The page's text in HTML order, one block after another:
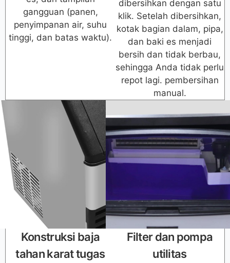
gangguan (panen,
penyimpanan air, suhu
tinggi, dan batas waktu).
dibersihkan dengan satu
klik. Setelah dibersihkan,
kotak bagian dalam, pipa,
dan baki es menjadi
bersih dan tidak berbau,
sehingga Anda tidak perlu
repot lagi. pembersihan
manual.
Konstruksi baja
tahan karat tugas
Filter dan pompa
utilitas